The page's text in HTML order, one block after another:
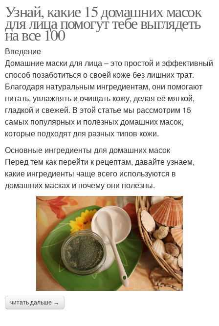
Маска из
активированного угля
Маска из желатина
Точки на лице Уголь для лица
Маска из ткани защитные маски
Выкройки для масок Маска со складкой
Маска с яичным белком Салициловая маска
Противовоспалительные
маски
Маска против черных
точек
Узнай, какие 15 домашних масок
для лица помогут тебе выглядеть
на все 100
Введение
Домашние маски для лица – это простой и эффективный
способ позаботиться о своей коже без лишних трат.
Благодаря натуральным ингредиентам, они помогают
питать, увлажнять и очищать кожу, делая её мягкой,
гладкой и свежей. В этой статье мы рассмотрим 15
самых популярных и полезных домашних масок,
которые подходят для разных типов кожи.
Основные ингредиенты для домашних масок
Перед тем как перейти к рецептам, давайте узнаем,
какие ингредиенты чаще всего используются в
домашних масках и почему они полезны.
читать дальше →